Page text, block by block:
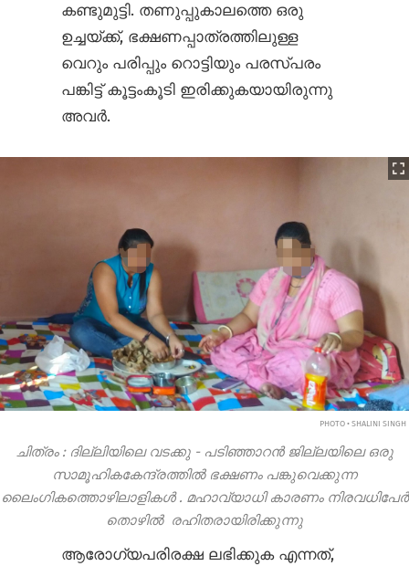
കണ്ടുമുട്ടി. തണുപ്പുകാലത്തെ ഒരു
ഉച്ചയ്ക്ക്, ഭക്ഷണപ്പാത്രത്തിലുള്ള
വെറും പരിപ്പും റൊട്ടിയും പരസ്പരം
പങ്കിട്ട് കൂട്ടംകൂടി ഇരിക്കുകയായിരുന്നു
അവർ.
PHOTO • SHALINI SINGH
ചിത്രം : ദില്ലിയിലെ വടക്കു - പടിഞ്ഞാറൻ ജില്ലയിലെ ഒരു
സാമൂഹികകേന്ദ്രത്തിൽ ഭക്ഷണം പങ്കുവെക്കുന്ന
ലൈംഗികത്തൊഴിലാളികൾ. മഹാവ്യാധികാരണം നിരവധിപേർ
തൊഴിൽ രഹിതരായിരിക്കുന്നു
ആരോഗ്യപരിരക്ഷ ലഭിക്കുക എന്നത്,